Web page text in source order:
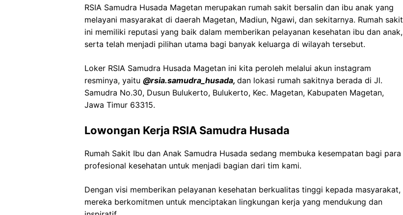
RSIA Samudra Husada Magetan merupakan rumah sakit bersalin dan ibu anak yang
melayani masyarakat di daerah Magetan, Madiun, Ngawi, dan sekitarnya. Rumah sakit
ini memiliki reputasi yang baik dalam memberikan pelayanan kesehatan ibu dan anak,
serta telah menjadi pilihan utama bagi banyak keluarga di wilayah tersebut.
Loker RSIA Samudra Husada Magetan ini kita peroleh melalui akun instagram
resminya, yaitu @rsia.samudra_husada, dan lokasi rumah sakitnya berada di Jl.
Samudra No.30, Dusun Bulukerto, Bulukerto, Kec. Magetan, Kabupaten Magetan,
Jawa Timur 63315.
Lowongan Kerja RSIA Samudra Husada
Rumah Sakit Ibu dan Anak Samudra Husada sedang membuka kesempatan bagi para
profesional kesehatan untuk menjadi bagian dari tim kami.
Dengan visi memberikan pelayanan kesehatan berkualitas tinggi kepada masyarakat,
mereka berkomitmen untuk menciptakan lingkungan kerja yang mendukung dan